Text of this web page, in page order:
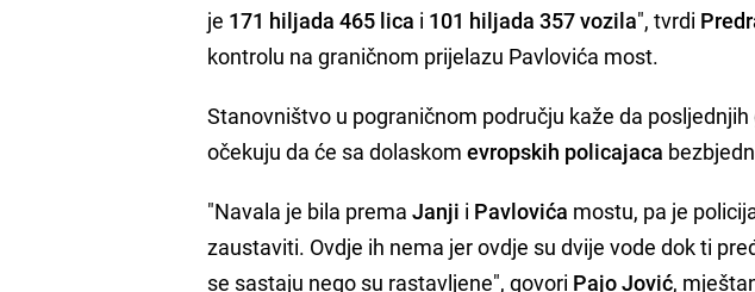
je 171 hiljada 465 lica i 101 hiljada 357 vozila", tvrdi
kontrolu na graničnom prijelazu Pavlovića most.
Stanovništvo u pograničnom području kaže da
očekuju da će sa dolaskomevropskih policajaca
"Navala je bila premaJanji i Pavlovića mostu, pa je
zaustaviti. Ovdje ih nema jer ovdje su dvije vode dok ti
se sastaju nego su rastavljene", govori Pajo Jović,